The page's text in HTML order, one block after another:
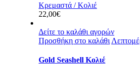
Κρεμαστά / Κολιέ
22,00€
Δείτε το καλάθι αγορών
Προσθήκη στο καλάθι
Gold Seashell Κολιέ